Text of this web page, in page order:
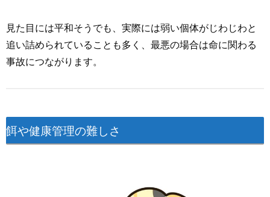
見た目には平和そうでも、実際には弱い個体がじわじわと
追い詰められていることも多く、最悪の場合は命に関わる
事故につながります。
餌や健康管理の難しさ